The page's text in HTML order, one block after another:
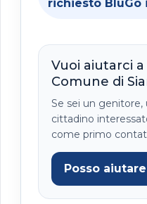
richiesto BluGo
Vuoi aiutarci
Comune di
Se sei un genitore,
cittadino
come primo
Posso